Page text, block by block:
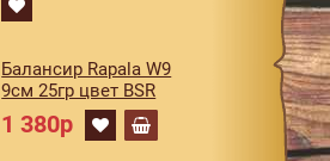
Балансир Rapala W9
9см 25гр цвет BSR
1 380р